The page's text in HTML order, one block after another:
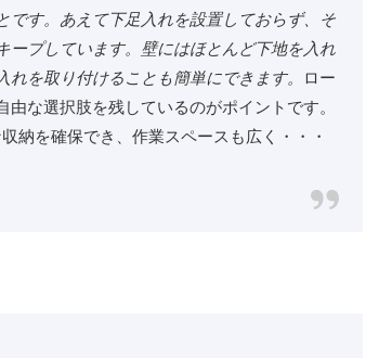
です。あえて下足入れを設置しておらず、そ
ープしています。壁にはほとんど下地を入れ
を取り付けることも簡単にできます。
ロー
な選択肢を残しているのがポイントです。
納を確保でき、作業スペースも広く・・・